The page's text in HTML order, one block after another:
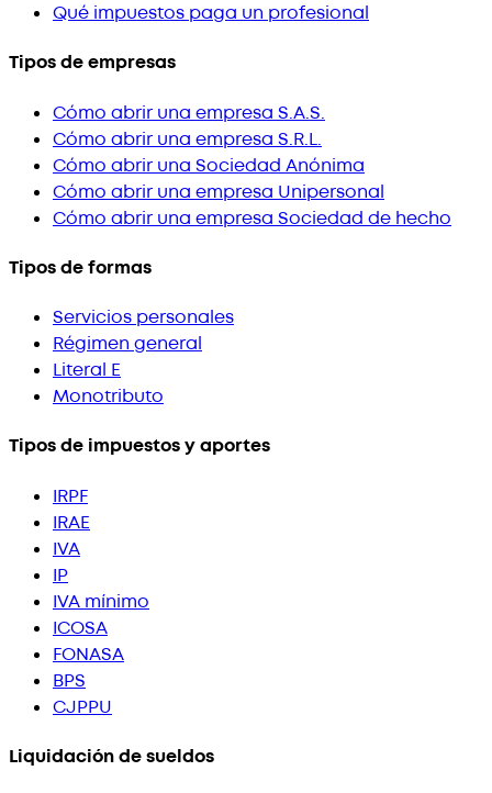
Qué impuestos paga un profesional
Tipos de empresas
Cómo abrir una empresa S.A.S.
Cómo abrir una empresa S.R.L.
Cómo abrir una Sociedad Anónima
Cómo abrir una empresa Unipersonal
Cómo abrir una empresa Sociedad de hecho
Tipos de formas
Servicios personales
Régimen general
Literal E
Monotributo
Tipos de impuestos y aportes
IRPF
IRAE
IVA
IP
IVA mínimo
ICOSA
FONASA
BPS
CJPPU
Liquidación de sueldos